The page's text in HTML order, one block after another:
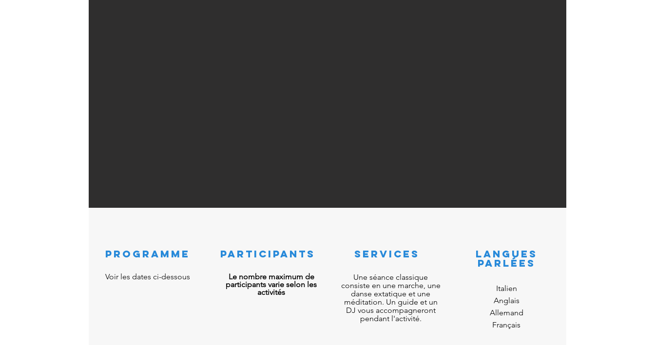
PROGRAMME
Voir les dates ci-dessous
participants
Le nombre maximum de
participants varie selon les
activités
SERVICES
Une séance classique
consiste en une marche, une
danse extatique et une
méditation. Un guide et un
DJ vous accompagneront
pendant l'activité.
LANGUES
PARLÉES
Italien
Anglais
Allemand
Français